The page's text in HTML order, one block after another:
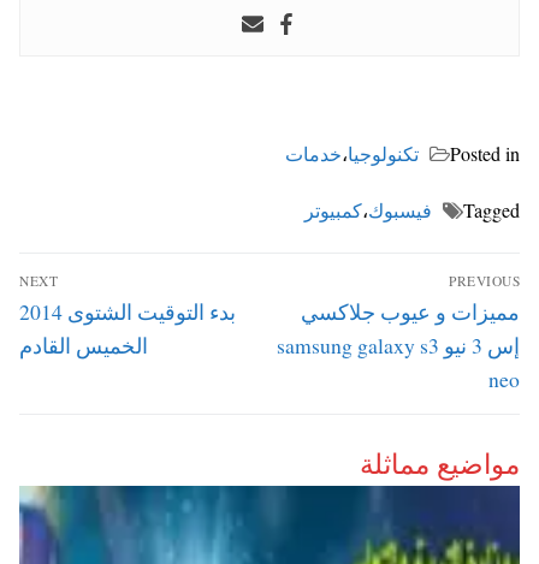
Posted in تكنولوجيا،خدمات
Tagged فيسبوك،كمبيوتر
تصفّح
المقالات
PREVIOUS
Previous
post:
مميزات و عيوب جلاكسي
إس 3 نيو samsung galaxy s3
neo
NEXT
Next
بدء التوقيت الشتوى 2014
الخميس القادم
مواضيع مماثلة